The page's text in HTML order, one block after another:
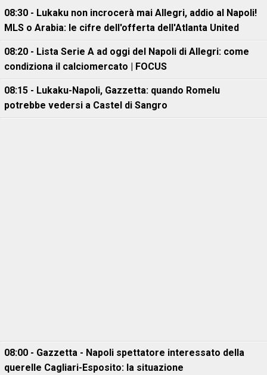
08:30 - Lukaku non incrocerà mai Allegri, addio al Napoli!
MLS o Arabia: le cifre dell'offerta dell'Atlanta United
08:20 - Lista Serie A ad oggi del Napoli di Allegri: come
condiziona il calciomercato | FOCUS
08:15 - Lukaku-Napoli, Gazzetta: quando Romelu
potrebbe vedersi a Castel di Sangro
08:00 - Gazzetta - Napoli spettatore interessato della
querelle Cagliari-Esposito: la situazione